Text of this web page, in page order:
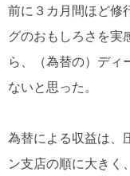
前に３カ月間ほど修
グのおもしろさを実
ら、（為替の）ディ
ないと思った。
為替による収益は、
ン支店の順に大きく